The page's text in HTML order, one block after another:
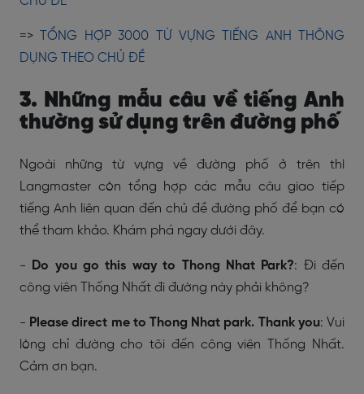
=>
TỔNG HỢP 3000 TỪ VỰNG TIẾNG ANH THÔNG
DỤNG THEO CHỦ ĐỀ
3. Những mẫu câu về tiếng Anh
thường sử dụng trên đường phố
Ngoài những từ vựng về đường phố ở trên thì
Langmaster còn tổng hợp các mẫu câu giao tiếp
tiếng Anh liên quan đến chủ đề đường phố để bạn có
thể tham khảo. Khám phá ngay dưới đây.
- Do you go this way to Thong Nhat Park?: Đi đến
công viên Thống Nhất đi đường này phải không?
- Please direct me to Thong Nhat park. Thank you: Vui
lòng chỉ đường cho tôi đến công viên Thống Nhất.
Cảm ơn bạn.